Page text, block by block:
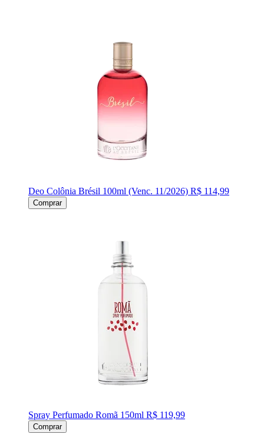
Deo Colônia Brésil 100ml (Venc. 11/2026) R$ 114,99
Comprar
Spray Perfumado Romã 150ml R$ 119,99
Comprar